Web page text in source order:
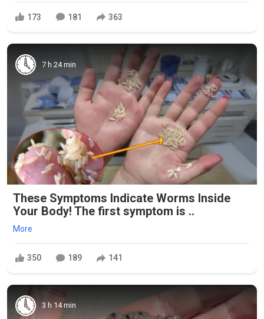
173 181 363
7 h 24 min
These Symptoms Indicate Worms Inside
Your Body! The first symptom is ..
More
350 189 141
3 h 14 min